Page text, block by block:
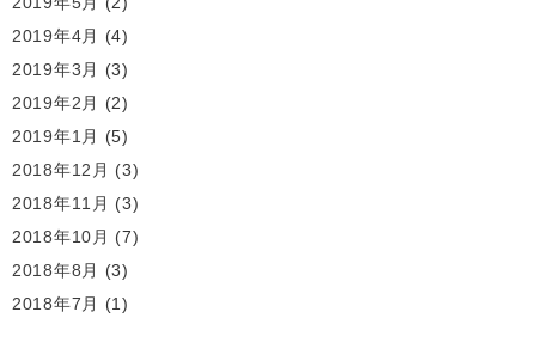
2019年4月
(4)
2019年3月
(3)
2019年2月
(2)
2019年1月
(5)
2018年12月 (3)
2018年11月 (3)
2018年10月 (7)
2018年8月
(3)
2018年7月
(1)